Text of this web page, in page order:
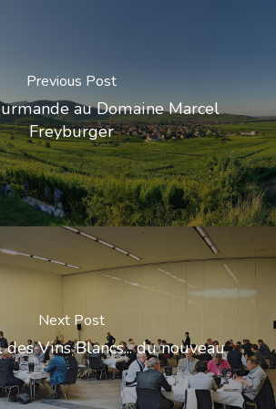
Previous Post
au Domaine Marcel
Freyburger
Next Post
Vins Blancs... du nouveau